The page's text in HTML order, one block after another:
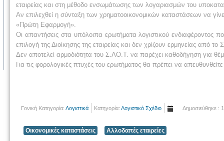
εταιρείας και στη μέθοδο ενσωμάτωσης των λογαριασμών του
Αν επιλεχθεί η σύνταξη των χρηματοοικονομικών καταστάσεων να
«Πρώτη Εφαρμογή».
Οι απαντήσεις στα υπόλοιπα ερωτήματα λογιστικού
επιλογή της Διοίκησης της εταιρείας και δεν χρίζουν ερμηνείας από
Δεν αποτελεί αρμοδιότητα του Σ.ΛΟ.Τ. να παρέχει καθοδήγηση για
Για τις φορολογικές πτυχές του ερωτήματος θα πρέπει να
Γονική Κατηγορία: Λογιστικά Κατηγορία: Λογιστικό Σχέδιο Δημοσιεύθηκε :
Οικονομικές καταστάσεις Αλλοδαπές εταιρείες